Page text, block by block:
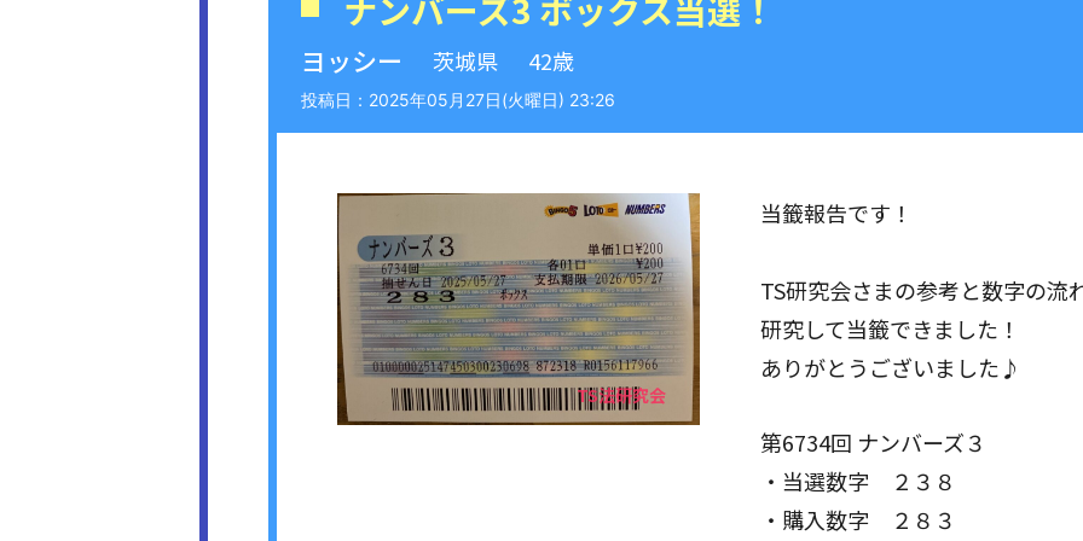
ナンバーズ3 ボックス当選！
ヨッシー 茨城県 42歳
2025年05月27日(火曜日) 23:26
当籤報告です！
TS研究会さまの参考と数字の流
研究して当籤できました！
ありがとうございました♪
第6734回 ナンバーズ３
・当選数字 ２３８
・購入数字 ２８３